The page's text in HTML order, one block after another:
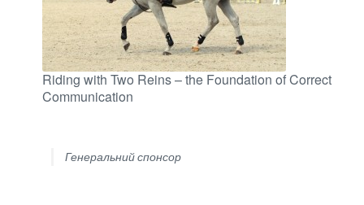
Riding with Two Reins – the Foundation of Correct
Communication
Генеральний спонсор